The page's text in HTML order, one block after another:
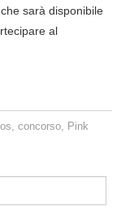
sarà disponibile
al
, concorso, Pink